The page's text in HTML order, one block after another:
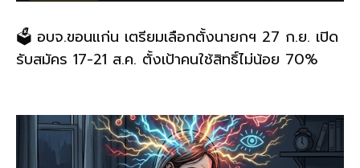
🗳️ อบจ.ขอนแก่น เตรียมเลือกตั้งนายกฯ 27 ก.ย. เปิด
รับสมัคร 17-21 ส.ค. ตั้งเป้าคนใช้สิทธิ์ไม่น้อย 70%